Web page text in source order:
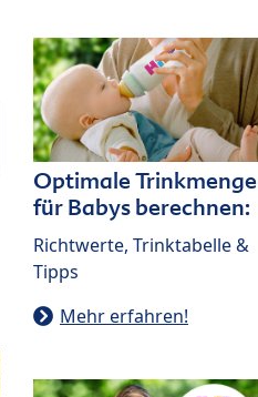
Optimale Trinkmenge
für Babys berechnen:
Richtwerte, Trinktabelle &
Tipps
Mehr erfahren!